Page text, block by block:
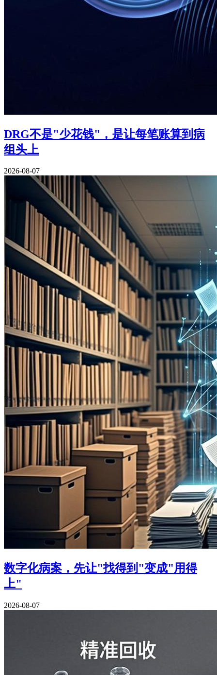
DRG不是"少花钱"，是让每笔账算到病
组头上
2026-08-07
数字化病案，先让"找得到"变成"用得
上"
2026-08-07